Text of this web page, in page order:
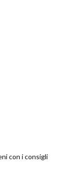
con i consigli